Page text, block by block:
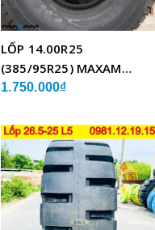
LỐP 14.00R25
(385/95R25) MAXAM
MSVO1 BỐ THÉP LẮP XE
1.750.000₫